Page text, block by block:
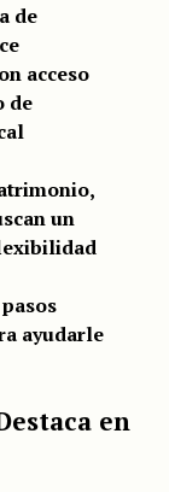
de
acceso
de
un
ayudarle
en